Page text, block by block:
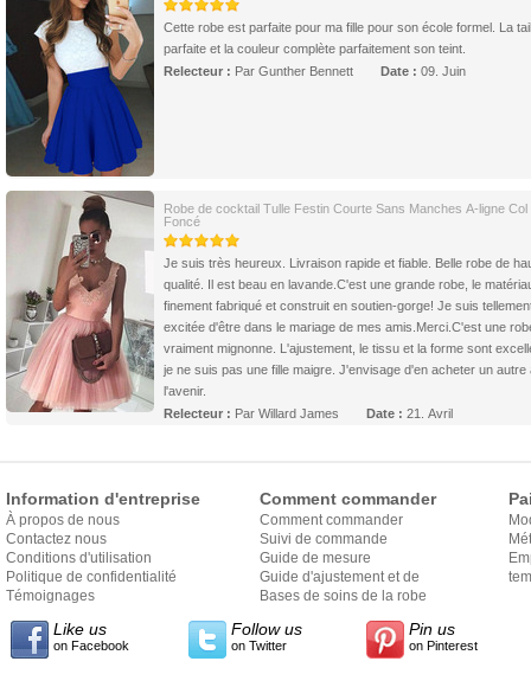
Cette robe est parfaite pour ma fille pour son école formel. La
parfaite et la couleur complète parfaitement son teint.
Relecteur : Par Gunther Bennett Date : 09. Juin
Robe de cocktail Tulle Festin Courte Sans Manches A-ligne Col
Foncé
Je suis très heureux. Livraison rapide et fiable. Belle robe de
qualité. Il est beau en lavande.C'est une grande robe, le
finement fabriqué et construit en soutien-gorge! Je suis
excitée d'être dans le mariage de mes amis.Merci.C'est une
vraiment mignonne. L'ajustement, le tissu et la forme sont
je ne suis pas une fille maigre. J'envisage d'en acheter un autre
l'avenir.
Relecteur : Par Willard James Date : 21. Avril
Information d'entreprise
À propos de nous
Contactez nous
Conditions d'utilisation
Politique de confidentialité
Témoignages
Comment commander
Comment commander
Suivi de commande
Guide de mesure
Guide d'ajustement et de
style
Bases de soins de la robe
Like us
on Facebook
Follow us
on Twitter
Pin us
on Pinterest